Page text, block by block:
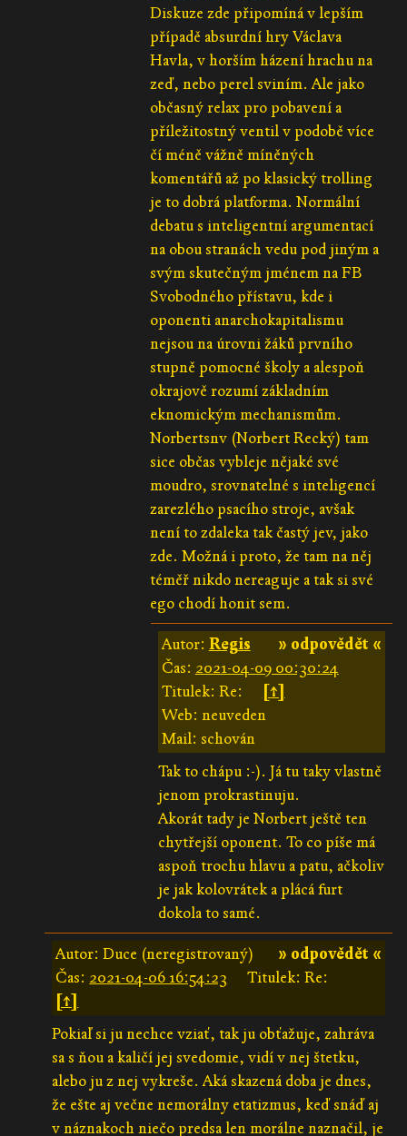
Diskuze zde připomíná v lepším
případě absurdní hry Václava
Havla, v horším házení hrachu na
zeď, nebo perel sviním. Ale jako
občasný relax pro pobavení a
příležitostný ventil v podobě více
čí méně vážně míněných
komentářů až po klasický trolling
je to dobrá platforma. Normální
debatu s inteligentní argumentací
na obou stranách vedu pod jiným a
svým skutečným jménem na FB
Svobodného přístavu, kde i
oponenti anarchokapitalismu
nejsou na úrovni žáků prvního
stupně pomocné školy a alespoň
okrajově rozumí základním
eknomickým mechanismům.
Norbertsnv (Norbert Recký) tam
sice občas vybleje nějaké své
moudro, srovnatelné s inteligencí
zarezlého psacího stroje, avšak
není to zdaleka tak častý jev, jako
zde. Možná i proto, že tam na něj
téměř nikdo nereaguje a tak si své
ego chodí honit sem.
» odpovědět «
Autor: Regis
Čas: 2021-04-09 00:30:24
Titulek: Re:
[↑]
Web: neuveden
Mail: schován
Tak to chápu :-). Já tu taky vlastně
jenom prokrastinuju.
Akorát tady je Norbert ještě ten
chytřejší oponent. To co píše má
aspoň trochu hlavu a patu, ačkoliv
je jak kolovrátek a plácá furt
dokola to samé.
» odpovědět «
Autor: Duce (neregistrovaný)
Čas: 2021-04-06 16:54:23
Titulek: Re:
[↑]
Pokiaľ si ju nechce vziať, tak ju obťažuje, zahráva
sa s ňou a kaličí jej svedomie, vidí v nej štetku,
alebo ju z nej vykreše. Aká skazená doba je dnes,
že ešte aj večne nemorálny etatizmus, keď snáď aj
v náznakoch niečo predsa len morálne naznačil, je